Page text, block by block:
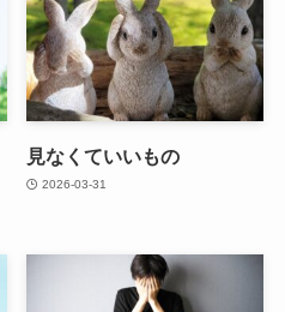
見なくていいもの
2026-03-31